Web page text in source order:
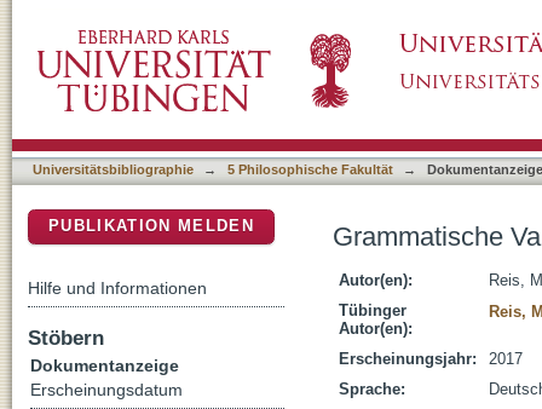
Universitätsbibliographie → 5 Philosophische Fakultät → Dokumentanzeige
Grammatische
Autor(en):
Reis,
Tübinger
Autor(en):
Reis,
Erscheinungsjahr:
2017
Sprache:
PUBLIKATION MELDEN
Hilfe und Informationen
Stöbern
Dokumentanzeige
Erscheinungsdatum